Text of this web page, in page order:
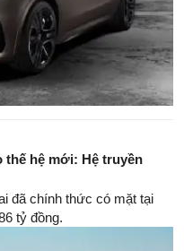
thế hệ mới: Hệ truyền
đã chính thức có mặt tại
tỷ đồng.